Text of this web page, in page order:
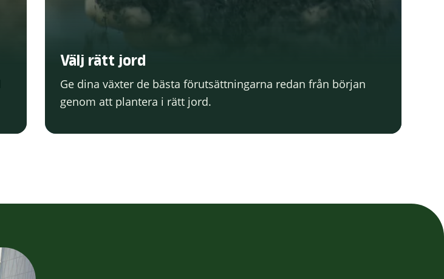
Välj rätt jord
Ge dina växter de bästa förutsättningarna redan från början
genom att plantera i rätt jord.